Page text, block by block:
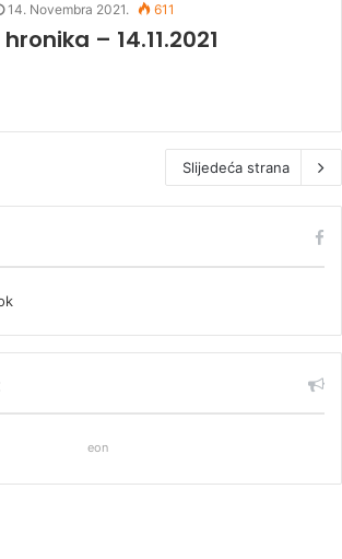
14. Novembra 2021. 611
– 14.11.2021
Slijedeća strana
eon